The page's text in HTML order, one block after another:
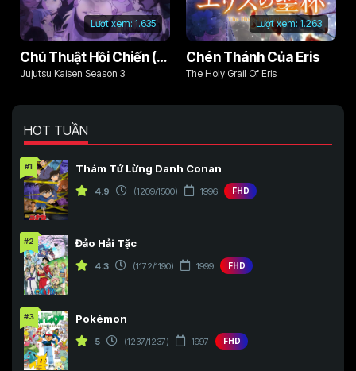
Lượt xem: 1.635
Chú Thuật Hồi Chiến (Phần 3)
Jujutsu Kaisen Season 3
Lượt xem: 1.263
Chén Thánh Của Eris
The Holy Grail Of Eris
HOT TUẦN
#1 Thám Tử Lừng Danh Conan
4.9 (1209/1500) 1996 FHD
#2 Đảo Hải Tặc
4.3 (1172/1190) 1999 FHD
#3 Pokémon
5 (1237/1237) 1997 FHD